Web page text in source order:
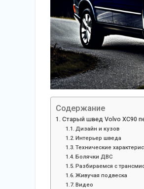
Содержание
Старый швед Volvo XC90
Дизайн и кузов
Интерьер шведа
Технические
Болячки ДВС
Разбираемся с
Живучая подвеска
Видео